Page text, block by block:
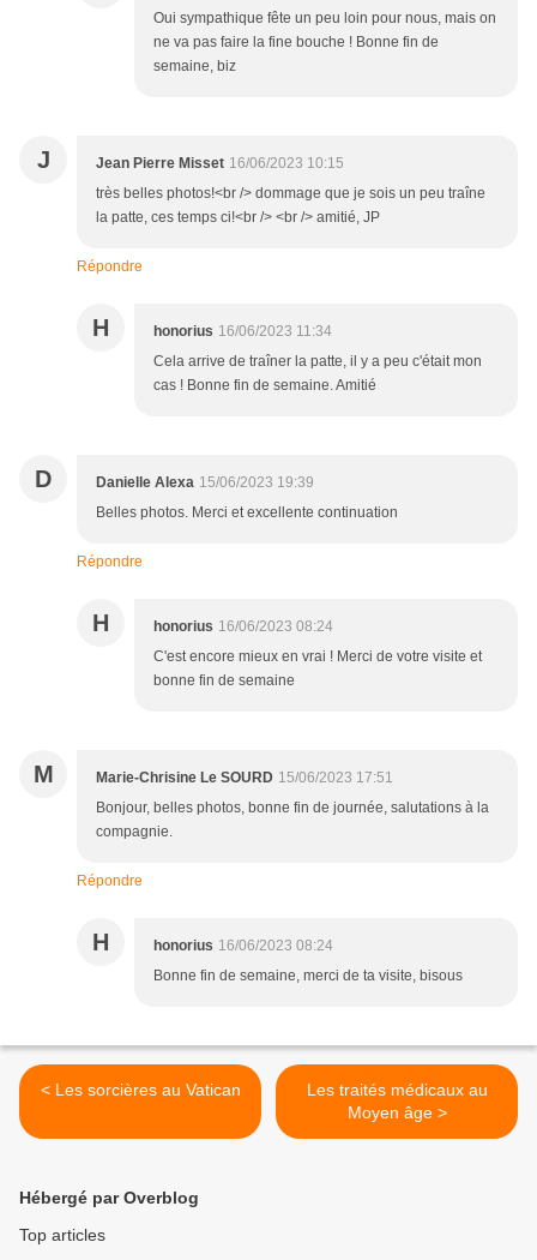
Oui sympathique fête un peu loin pour nous, mais on
ne va pas faire la fine bouche ! Bonne fin de
semaine, biz
J Jean Pierre Misset 16/06/2023 10:15
très belles photos!<br /> dommage que je sois un peu traîne
la patte, ces temps ci!<br /> <br /> amitié, JP
Répondre
H honorius 16/06/2023 11:34
Cela arrive de traîner la patte, il y a peu c'était mon
cas ! Bonne fin de semaine. Amitié
D Danielle Alexa 15/06/2023 19:39
Belles photos. Merci et excellente continuation
Répondre
H honorius 16/06/2023 08:24
C'est encore mieux en vrai ! Merci de votre visite et
bonne fin de semaine
M Marie-Chrisine Le SOURD 15/06/2023 17:51
Bonjour, belles photos, bonne fin de journée, salutations à la
compagnie.
Répondre
H honorius 16/06/2023 08:24
Bonne fin de semaine, merci de ta visite, bisous
< Les sorcières au Vatican
Les traités médicaux au
Moyen âge >
Hébergé par Overblog
Top articles